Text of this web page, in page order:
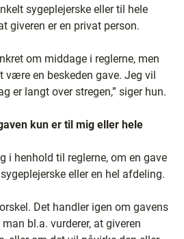
sygeplejerske eller til hele
giveren er en privat person.
om middage i reglerne, men
en beskeden gave. Jeg vil
er langt over stregen,” siger hun.
kun er til mig eller hele
i henhold til reglerne, om en gave
eller en hel afdeling.
Det handler igen om gavens
bl.a. vurderer, at giveren